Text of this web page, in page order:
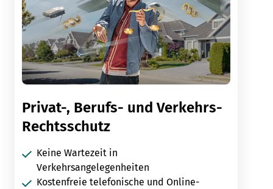
Privat-, Berufs- und Verkehrs-
Rechtsschutz
Keine Wartezeit in
Verkehrsangelegenheiten
Kostenfreie telefonische und Online-